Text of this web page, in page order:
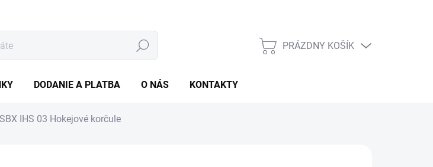
Hľadať
NÁKUPNÝ
PRÁZDNY KOŠÍK
DODANIE A PLATBA O NÁS KONTAKTY
IHS 03 Hokejové korčule